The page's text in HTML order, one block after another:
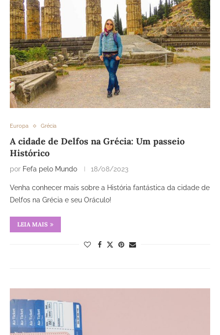
Europa Grécia
A cidade de Delfos na Grécia: Um passeio
Histórico
por Fefa pelo Mundo 18/08/2023
Venha conhecer mais sobre a História fantástica da cidade de
Delfos na Grécia e seu Oráculo!
LEIA MAIS